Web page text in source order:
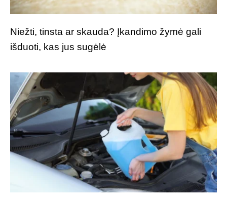
Niežti, tinsta ar skauda? Įkandimo žymė gali
išduoti, kas jus sugėlė